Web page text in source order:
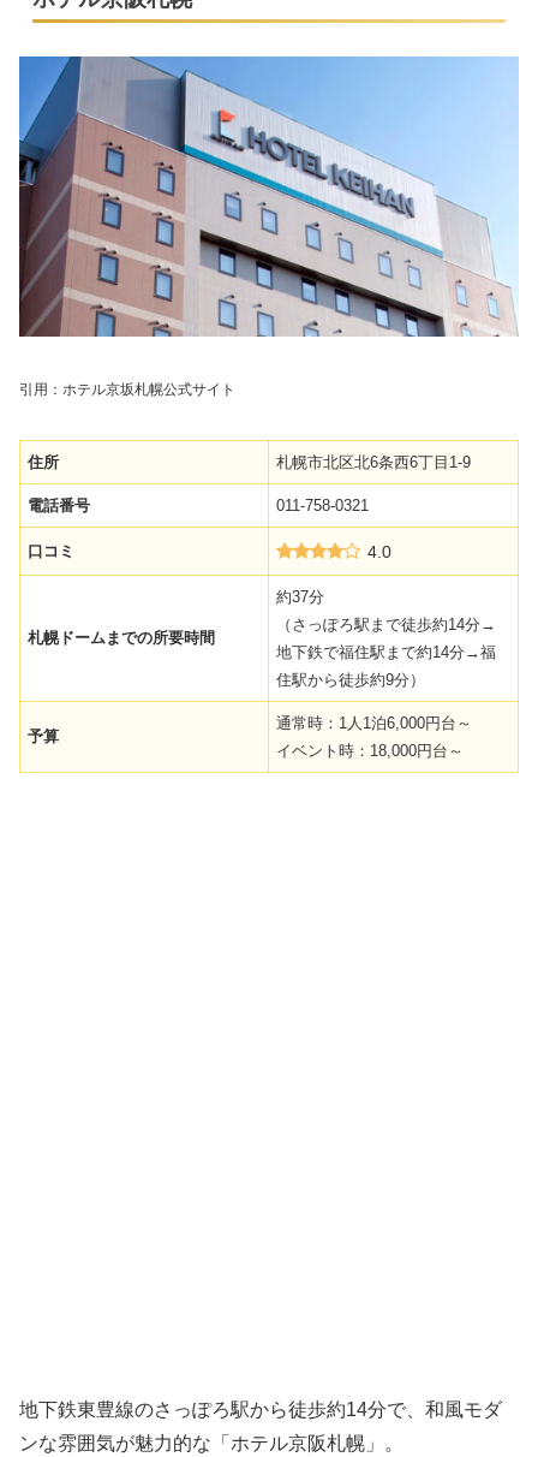
引用：ホテル京坂札幌公式サイト
住所 札幌市北区北6条西6丁目1-9
電話番号 011-758-0321
口コミ 4.0
札幌ドームまでの所要時間
約37分
（さっぽろ駅まで徒歩約14分→
地下鉄で福住駅まで約14分→福
住駅から徒歩約9分）
予算
通常時：1人1泊6,000円台～
イベント時：18,000円台～
地下鉄東豊線のさっぽろ駅から徒歩約14分で、和風モダ
ンな雰囲気が魅力的な「ホテル京阪札幌」。